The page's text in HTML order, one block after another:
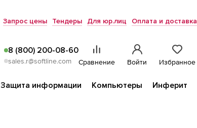
Запрос цены Тендеры Для юр.лиц Оплата и доставка
8 (800) 200-08-60
sales.r@softline.com Сравнение Войти Избранное
Защита информации Компьютеры Инферит